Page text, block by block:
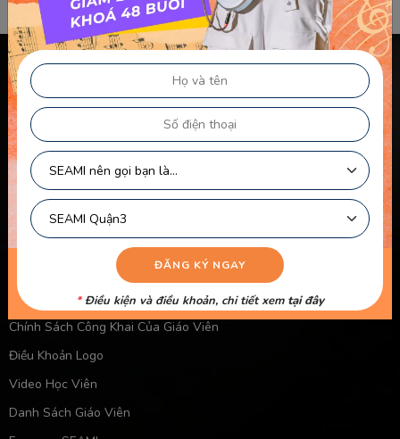
Chính sách & điều khoản
Thông Tin Chủ Sở Hữu Website
Điều Khoản Dành Cho Học Viên Và Gia Sư – Giảng Viên
Điều khoản Dành cho HLV-Giáo Viên
Chính Sách Sử Dụng Cookie
Chính Sách Bảo Mật
Chính Sách Quyền Riêng Tư
Chính Sách Bảo Mật Của Trẻ Em
Chính Sách Công Khai Của Giáo Viên
Điều Khoản Logo
Video Học Viên
Danh Sách Giáo Viên
*Điều kiện và điều khoản, chi tiết xem tại đây